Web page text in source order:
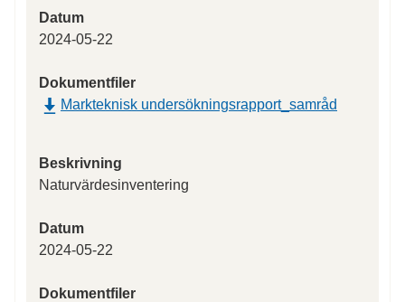
Datum
2024-05-22
Dokumentfiler
Markteknisk undersökningsrapport_samråd
Beskrivning
Naturvärdesinventering
Datum
2024-05-22
Dokumentfiler